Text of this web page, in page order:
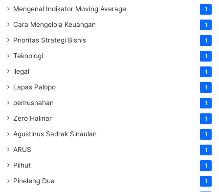
Mengenal Indikator Moving Average 1
Cara Mengelola Keuangan 1
Prioritas Strategi Bisnis 1
Teknologi 1
ilegal 1
Lapas Palopo 1
pemusnahan 1
Zero Halinar 1
Agustinus Sadrak Sinaulan 1
ARUS 1
Pilhut 1
Pineleng Dua 1